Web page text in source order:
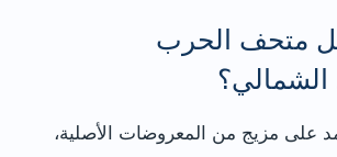
متحف الحرب
الشمالي؟
على مزيج من المعروضات الأصلية،